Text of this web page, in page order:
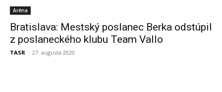
Aréna
Bratislava: Mestský poslanec Berka odstúpil
z poslaneckého klubu Team Vallo
TASR - 27. augusta 2020